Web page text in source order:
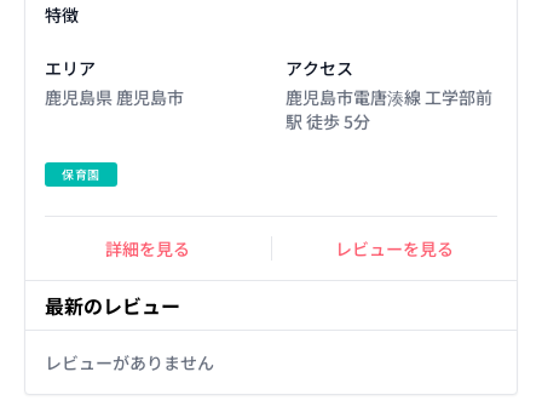
特徴
エリア
鹿児島県 鹿児島市
アクセス
鹿児島市電唐湊線 工学部前
駅 徒歩 5分
保育園
詳細を見る レビューを見る
最新のレビュー
レビューがありません